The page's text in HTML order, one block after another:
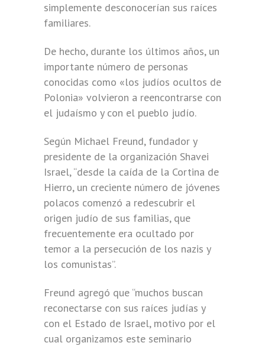
simplemente desconocerían sus raíces
familiares.
De hecho, durante los últimos años, un
importante número de personas
conocidas como «los judíos ocultos de
Polonia» volvieron a reencontrarse con
el judaísmo y con el pueblo judío.
Según Michael Freund, fundador y
presidente de la organización Shavei
Israel, “desde la caída de la Cortina de
Hierro, un creciente número de jóvenes
polacos comenzó a redescubrir el
origen judío de sus familias, que
frecuentemente era ocultado por
temor a la persecución de los nazis y
los comunistas”.
Freund agregó que “muchos buscan
reconectarse con sus raíces judías y
con el Estado de Israel, motivo por el
cual organizamos este seminario